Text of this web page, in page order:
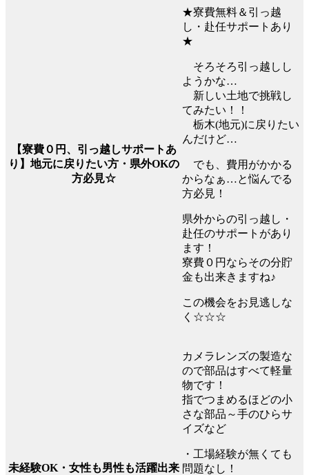
【寮費０円、引っ越しサポートあ
り】地元に戻りたい方・県外OKの
方必見☆
★寮費無料＆引っ越
し・赴任サポートあり
★
そろそろ引っ越しし
ようかな…
新しい土地で挑戦し
てみたい！！
栃木(地元)に戻りたい
んだけど…
でも、費用がかかる
からなぁ…と悩んでる
方必見！
県外からの引っ越し・
赴任のサポートがあり
ます！
寮費０円ならその分貯
金も出来きますね♪
この機会をお見逃しな
く☆☆☆
未経験OK・女性も男性も活躍出来
カメラレンズの製造な
ので部品はすべて軽量
物です！
指でつまめるほどの小
さな部品～手のひらサ
イズなど
・工場経験が無くても
問題なし！